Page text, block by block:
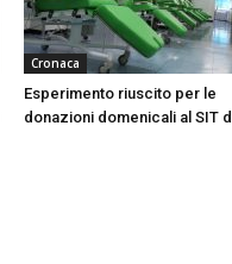
Cronaca
Esperimento riuscito per le
donazioni domenicali al SIT